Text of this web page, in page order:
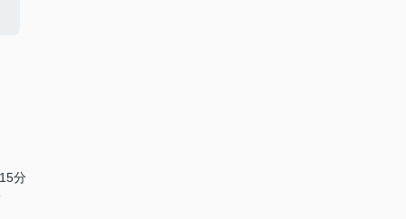
分